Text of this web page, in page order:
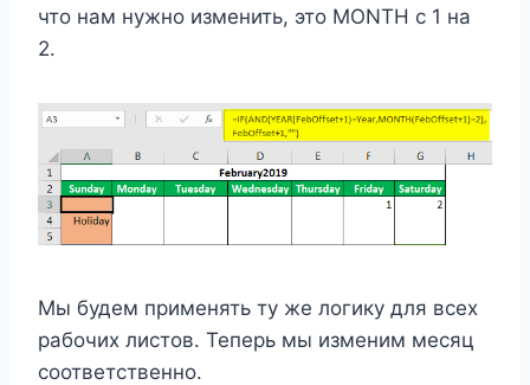
что нам нужно изменить, это MONTH с 1 на
2.
Мы будем применять ту же логику для всех
рабочих листов. Теперь мы изменим месяц
соответственно.